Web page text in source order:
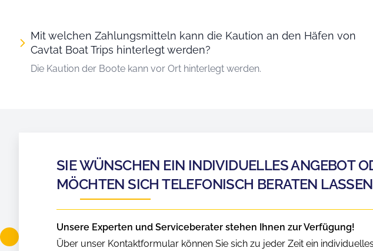
Mit welchen Zahlungsmitteln kann die Kaution an den Häfen von
Cavtat Boat Trips hinterlegt werden?
Die Kaution der Boote kann vor Ort hinterlegt werden.
SIE WÜNSCHEN EIN INDIVIDUELLES ANGEBOT
MÖCHTEN SICH TELEFONISCH BERATEN
Unsere Experten und Serviceberater stehen Ihnen zur Verfügung!
Über unser Kontaktformular können Sie sich zu jeder Zeit ein